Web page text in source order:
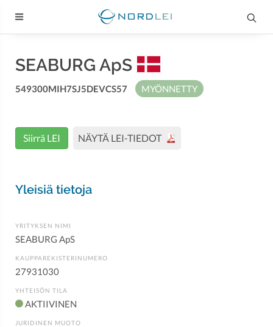
SEABURG ApS
549300MIH7SJ5DEVCS57 MYÖNNETTY
Siirrä LEI NÄYTÄ LEI-TIEDOT
Yleisiä tietoja
YRITYKSEN NIMI
SEABURG ApS
KAUPPAREKISTERINUMERO
27931030
YHTEISÖN TILA
AKTIIVINEN
JURIDINEN MUOTO